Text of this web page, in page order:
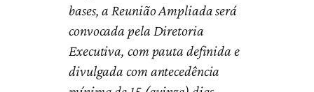
bases, a Reunião Ampliada será
convocada pela Diretoria
Executiva, com pauta definida e
divulgada com antecedência